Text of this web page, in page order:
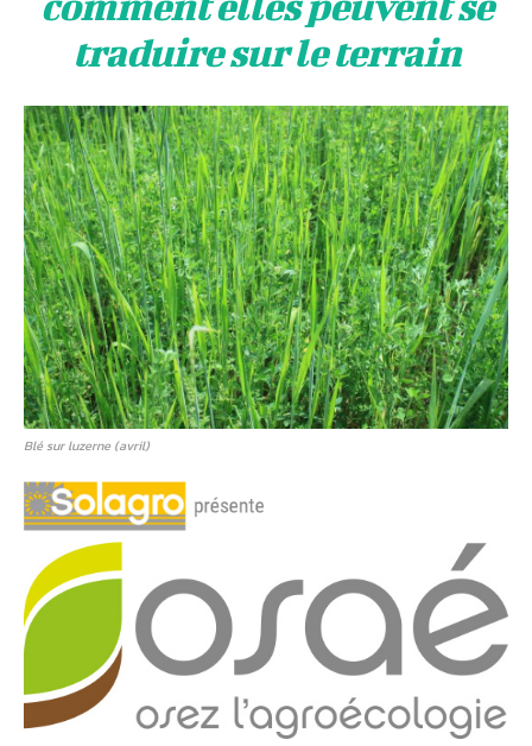
traduire sur le terrain
Blé sur luzerne (avril)